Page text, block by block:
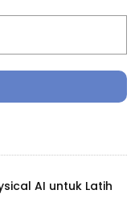
AI untuk Latih